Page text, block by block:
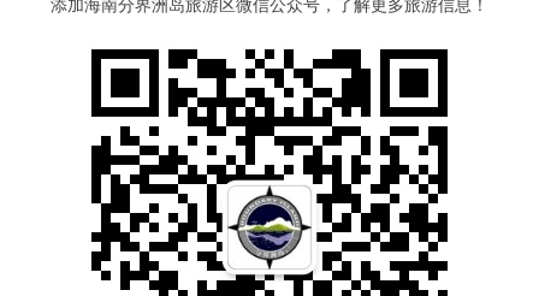
添加海南分界洲岛旅游区微信公众号，了解更多旅游信息！